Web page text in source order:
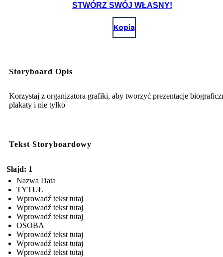
STWÓRZ SWÓJ WŁASNY!
Kopia
Storyboard Opis
Korzystaj z organizatora grafiki, aby tworzyć prezentacje
plakaty i nie tylko
Tekst Storyboardowy
Slajd: 1
Nazwa Data
TYTUŁ
Wprowadź tekst tutaj
Wprowadź tekst tutaj
Wprowadź tekst tutaj
OSOBA
Wprowadź tekst tutaj
Wprowadź tekst tutaj
Wprowadź tekst tutaj